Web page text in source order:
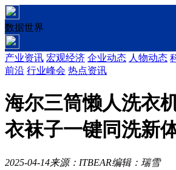
数据世界
产业资讯 宏观经济 企业动态 人物动态
前沿 行业峰会 热点资讯
海尔三筒懒人洗衣
衣袜子一键同洗新
2025-04-14来源：ITBEAR编辑：瑞雪